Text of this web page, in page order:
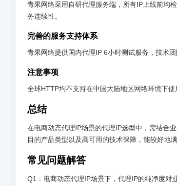
青果网络采用自研代理服务端，所有IP上线前均
务连续性。
完善的服务支持体系
青果网络提供国内代理IP 6小时测试服务，技术
注意事项
全球HTTP均不支持在中国大陆地区网络环境下使
总结
在电商动态代理IP场景的代理IP选型中，需结合
目的产品类型以及高可用的技术保障，能较好地
常见问题解答
Q1：电商动态代理IP场景下，代理IP的纯净度对